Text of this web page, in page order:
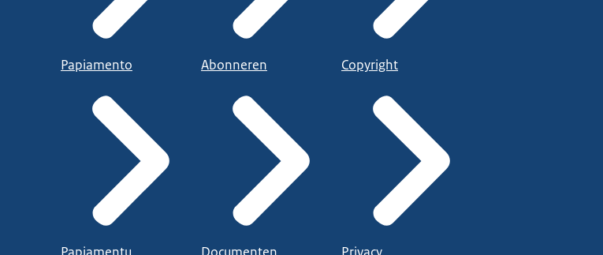
Papiamento Abonneren Copyright